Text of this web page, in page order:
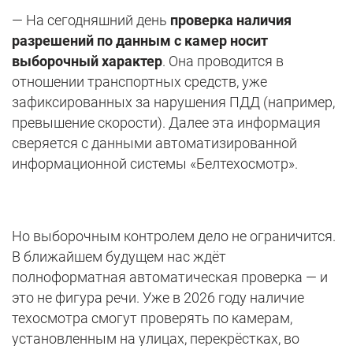
— На сегодняшний день проверка наличия
разрешений по данным с камер носит
выборочный характер. Она проводится в
отношении транспортных средств, уже
зафиксированных за нарушения ПДД (например,
превышение скорости). Далее эта информация
сверяется с данными автоматизированной
информационной системы «Белтехосмотр».
Но выборочным контролем дело не ограничится.
В ближайшем будущем нас ждёт
полноформатная автоматическая проверка — и
это не фигура речи. Уже в 2026 году наличие
техосмотра смогут проверять по камерам,
установленным на улицах, перекрёстках, во